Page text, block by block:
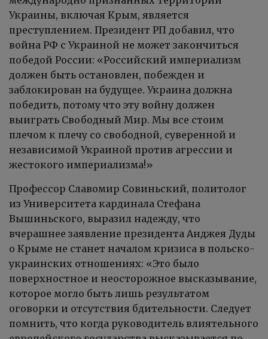
Украины, включая Крым, является
преступлением. Президент РП добавил, что
война РФ с Украиной не может закончиться
победой России: «Российский империализм
должен быть остановлен, побежден и
заблокирован на будущее. Украина должна
победить, потому что эту войну должен
выиграть Свободный Мир. Мы все стоим
плечом к плечу со свободной, суверенной и
независимой Украиной против агрессии и
жестокого империализма!»
Профессор Славомир Совиньский, политолог
из Университета кардинала Стефана
Вышиньского, выразил надежду, что
вчерашнее заявление президента Анджея Дуды
о Крыме не станет началом кризиса в польско-
украинских отношениях: «Это было
поверхностное и неосторожное высказывание,
которое могло быть лишь результатом
оговорки и отсутствия бдительности. Следует
помнить, что когда руководитель влиятельного